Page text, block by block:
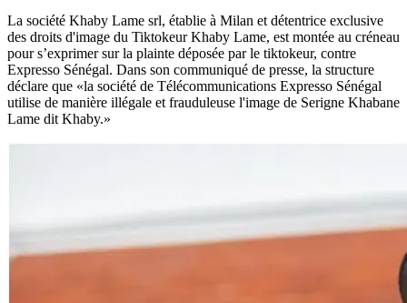
La société Khaby Lame srl, établie à Milan et détentrice exclusive
des droits d'image du Tiktokeur Khaby Lame, est montée au créneau
pour s’exprimer sur la plainte déposée par le tiktokeur, contre
Expresso Sénégal. Dans son communiqué de presse, la structure
déclare que «la société de Télécommunications Expresso Sénégal
utilise de manière illégale et frauduleuse l'image de Serigne Khabane
Lame dit Khaby.»